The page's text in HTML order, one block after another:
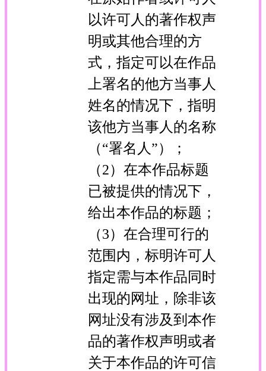
以许可人的著作权声
明或其他合理的方
式，指定可以在作品
上署名的他方当事人
姓名的情况下，指明
该他方当事人的名称
（“署名人”）；
（2）在本作品标题
已被提供的情况下，
给出本作品的标题；
（3）在合理可行的
范围内，标明许可人
指定需与本作品同时
出现的网址，除非该
网址没有涉及到本作
品的著作权声明或者
关于本作品的许可信